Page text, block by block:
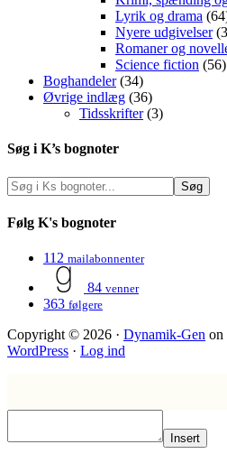
Lyrik og drama
Nyere udgivelser
Romaner og
Science fiction (56)
Boghandeler(34)
Øvrige indlæg (36)
Tidsskrifter(3)
Søg i K’s bognoter
Følg K's bognoter
112 mailabonnenter
84 venner
363 følgere
Copyright © 2026 · Dynamik-Gen on
WordPress · Log ind
Insert